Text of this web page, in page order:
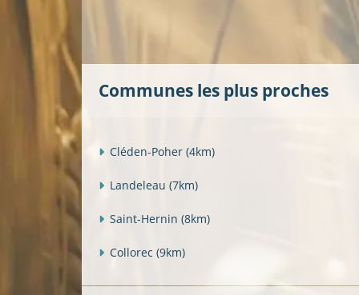
Communes les plus proches
Cléden-Poher (4km)
Landeleau (7km)
Saint-Hernin (8km)
Collorec (9km)